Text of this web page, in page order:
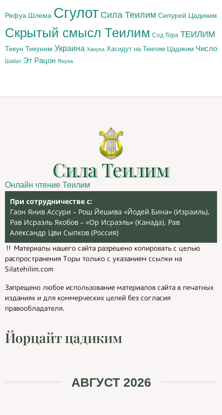
Рефуа Шлема Сгулот Сила Теилим Сипурей Цадиким
Скрытый смысл Теилим Сод Тора ТЕИЛИМ
Тикун Тикуним Украина Ханука Хасидут на Теилим Цадиким Число
Шабат Эт Рацон Янука
Сила Теилим
Онлайн чтение Теилим
При сотрудничестве с:
Гаон Янив Ассури – Рош Йешива «Йодей Бина» (Израиль),
Рав Исраэль Якобов – «Ор Исраэль» (Канада), Рав
Александр Цви Сыпков (Россия)
‼️ Материалы нашего сайта разрешено копировать с целью
распространения Торы только с указанием ссылки на
Silatehilim.com
Запрещено любое использование материалов сайта в печатных
изданиях и для коммерческих целей без согласия
правообладателя.
Йорцайт цадиким
АВГУСТ 2026